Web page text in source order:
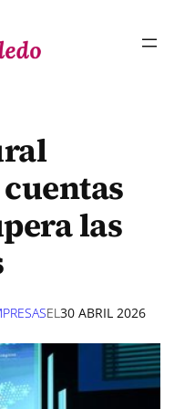
las
EL30 ABRIL 2026